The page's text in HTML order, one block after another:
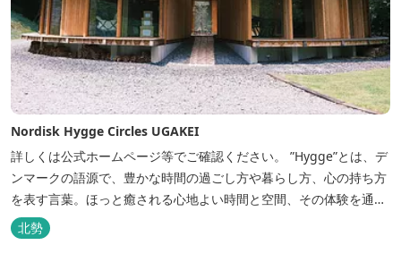
Nordisk Hygge Circles UGAKEI
詳しくは公式ホームページ等でご確認ください。 ”Hygge”とは、デ
ンマークの語源で、豊かな時間の過ごし方や暮らし方、心の持ち方
を表す言葉。ほっと癒される心地よい時間と空間、その体験を通し
て得られる幸福感のことです。 デンマーク発のアウトドアブランド
「Nordisk（ノルディスク）」と三重県いなべ市が連携して手がけ
北勢